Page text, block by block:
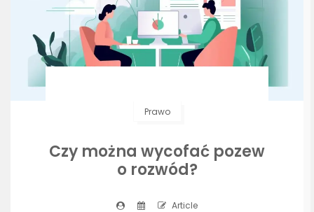
Prawo
Czy można wycofać pozew
o rozwód?
Article